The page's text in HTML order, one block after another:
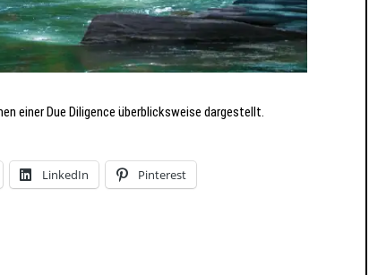
einer Due Diligence überblicksweise dargestellt.
LinkedIn Pinterest